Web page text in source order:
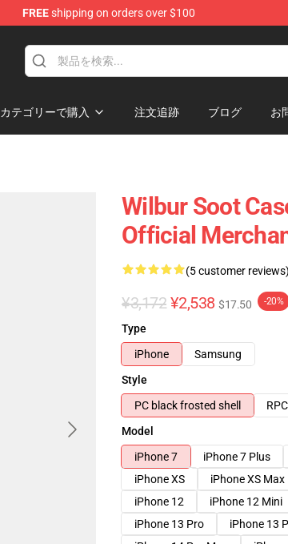
FREEshipping on orders over $100
カテゴリーで購入 注文追跡 ブログ お
Wilbur Soot
Official
(5 customer reviews)
¥3,172 ¥2,538 $17.50 -20%
Type
iPhone
Samsung
Style
PC black frosted shell
Model
iPhone 7
iPhone 7 Plus
iPhone XS
iPhone XS Max
iPhone 12
iPhone 12 Mini
iPhone 13 Pro
iPhone 13